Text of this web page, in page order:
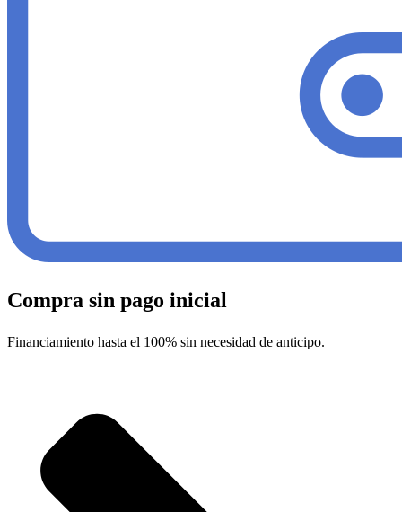
Compra sin pago inicial
Financiamiento hasta el 100% sin necesidad de anticipo.